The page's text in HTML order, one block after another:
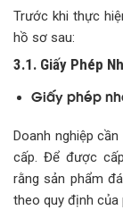
Trước khi thực
hồ sơ sau:
3.1. Giấy Phép
Giấy phép
Doanh nghiệp
cấp. Để được
rằng sản phẩm
theo quy định của